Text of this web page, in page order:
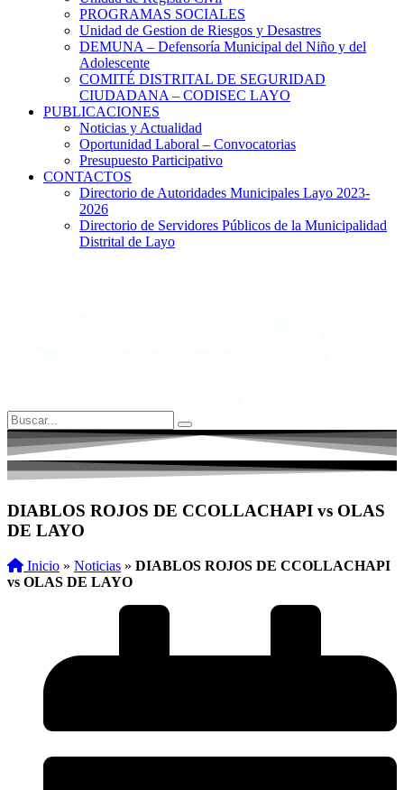
PROGRAMAS SOCIALES
Unidad de Gestion de Riesgos y Desastres
DEMUNA – Defensoría Municipal del Niño y del
Adolescente
COMITÉ DISTRITAL DE SEGURIDAD
CIUDADANA – CODISEC LAYO
PUBLICACIONES
Noticias y Actualidad
Oportunidad Laboral – Convocatorias
Presupuesto Participativo
CONTACTOS
Directorio de Autoridades Municipales Layo 2023-
2026
Directorio de Servidores Públicos de la Municipalidad
Distrital de Layo
DIABLOS ROJOS DE CCOLLACHAPI vs OLAS
DE LAYO
Inicio » Noticias » DIABLOS ROJOS DE CCOLLACHAPI
vs OLAS DE LAYO